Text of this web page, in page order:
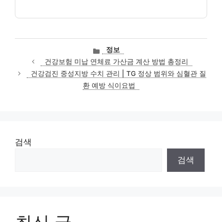
카
테
고
리
정보
건강보험 미납 연체료 가산금 계산 방법 총정리
건강검진 중성지방 수치 관리 | TG 정상 범위와 심혈관 질
환 예방 식이요법
검색
검색